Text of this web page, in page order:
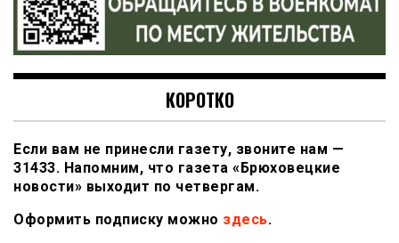
КОРОТКО
Если вам не принесли газету, звоните нам —
31433. Напомним, что газета «Брюховецкие
новости» выходит по четвергам.
Оформить подписку можно здесь.